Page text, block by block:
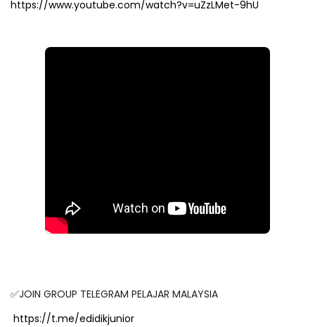
https://www.youtube.com/watch?v=uZzLMet-9hU
✅JOIN GROUP TELEGRAM PELAJAR MALAYSIA
https://t.me/edidikjunior